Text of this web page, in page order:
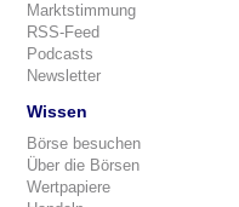
Marktstimmung
RSS-Feed
Podcasts
Newsletter
Wissen
Börse besuchen
Über die Börsen
Wertpapiere